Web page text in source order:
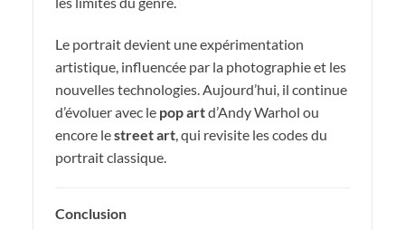
Le portrait devient une expérimentation
artistique, influencée par la photographie et les
nouvelles technologies. Aujourd’hui, il continue
d’évoluer avec le pop artd’Andy Warhol ou
encore lestreet art, qui revisite les codes du
portrait classique.
Conclusion